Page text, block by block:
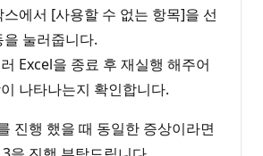
스에서 [사용할 수 없는 항목]을 선
을 눌러줍니다.
Excel을 종료 후 재실행 해주어
나타나는지 확인합니다.
진행 했을 때 동일한 증상이라면